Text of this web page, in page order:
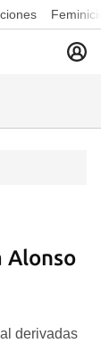
Alonso
derivadas